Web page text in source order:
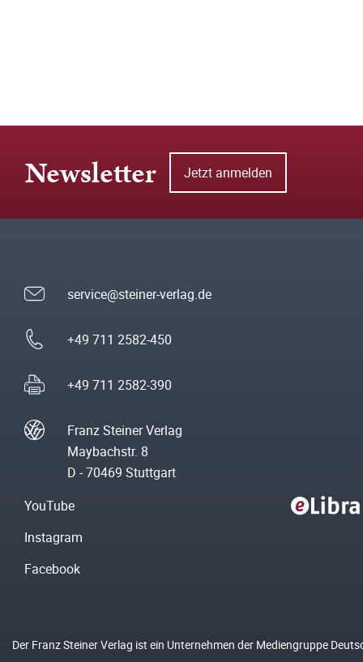
Newsletter Jetzt anmelden
service@steiner-verlag.de
+49 711 2582-450
+49 711 2582-390
Franz Steiner Verlag
Maybachstr. 8
D - 70469 Stuttgart
YouTube
Instagram
Facebook
Der Franz Steiner Verlag ist ein Unternehmen der Mediengruppe